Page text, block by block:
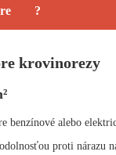
?
krovinorezy
benzínové alebo
proti nárazu